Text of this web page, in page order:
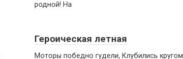
родной! На
Героическая летная
Моторы победно гудели, Клубились кругом